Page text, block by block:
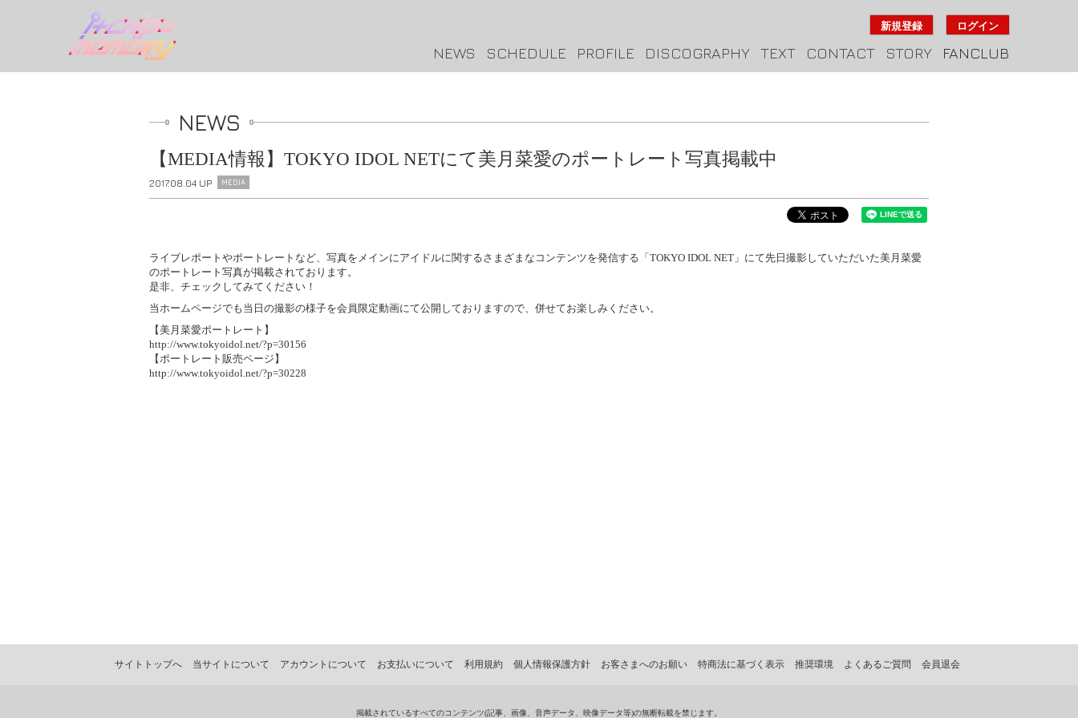
新規登録 ログイン
NEWS SCHEDULE PROFILE DISCOGRAPHY TEXT CONTACT STORY FANCLUB
NEWS
【MEDIA情報】TOKYO IDOL NETにて美月菜愛のポートレート写真掲載中
2017.08.04 UP MEDIA
ライブレポートやポートレートなど、写真をメインにアイドルに関するさまざまなコンテンツを発信する「TOKYO IDOL NET」にて先日撮影していただいた美月菜愛
のポートレート写真が掲載されております。
是非、チェックしてみてください！
当ホームページでも当日の撮影の様子を会員限定動画にて公開しておりますので、併せてお楽しみください。
【美月菜愛ポートレート】
http://www.tokyoidol.net/?p=30156
【ポートレート販売ページ】
http://www.tokyoidol.net/?p=30228
サイトトップへ 当サイトについて アカウントについて お支払いについて 利用規約 個人情報保護方針 お客さまへのお願い 特商法に基づく表示 推奨環境 よくあるご質問 会員退会
掲載されているすべてのコンテンツ(記事、画像、音声データ、映像データ等)の無断転載を禁じます。